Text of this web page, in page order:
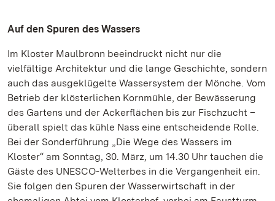
Auf den Spuren des Wassers
Im Kloster Maulbronn beeindruckt nicht nur die
vielfältige Architektur und die lange Geschichte, sondern
auch das ausgeklügelte Wassersystem der Mönche. Vom
Betrieb der klösterlichen Kornmühle, der Bewässerung
des Gartens und der Ackerflächen bis zur Fischzucht –
überall spielt das kühle Nass eine entscheidende Rolle.
Bei der Sonderführung „Die Wege des Wassers im
Kloster“ am Sonntag, 30. März, um 14.30 Uhr tauchen die
Gäste des UNESCO-Welterbes in die Vergangenheit ein.
Sie folgen den Spuren der Wasserwirtschaft in der